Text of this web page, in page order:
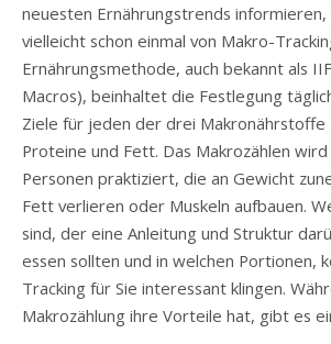
neuesten Ernährungstrends informieren,
vielleicht schon einmal von Makro-
Ernährungsmethode, auch bekannt als
Macros), beinhaltet die Festlegung
Ziele für jeden der drei Makronährstoffe
Proteine ​​und Fett. Das Makrozählen
Personen praktiziert, die an Gewicht
Fett verlieren oder Muskeln aufbauen.
sind, der eine Anleitung und Struktur
essen sollten und in welchen Portionen,
Tracking für Sie interessant klingen.
Makrozählung ihre Vorteile hat, gibt es